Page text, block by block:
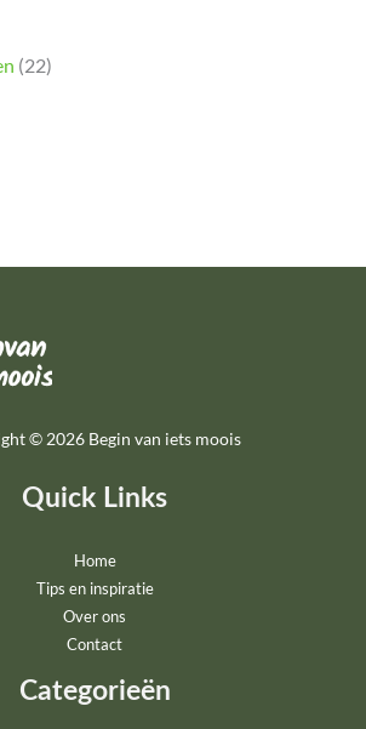
(22)
© 2026 Begin van iets moois
Quick Links
Home
Tips en inspiratie
Over ons
Contact
Categorieën